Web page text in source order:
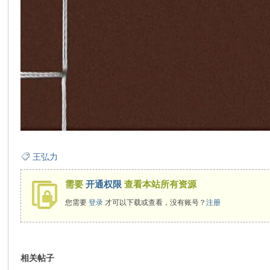
王弘力
需要开通权限 查看本站所有资源
您需要登录 才可以下载或查看，没有账号？注册
相关帖子